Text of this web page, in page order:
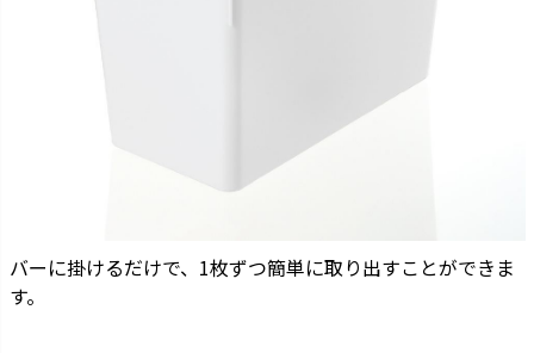
バーに掛けるだけで、1枚ずつ簡単に取り出すことができま
す。